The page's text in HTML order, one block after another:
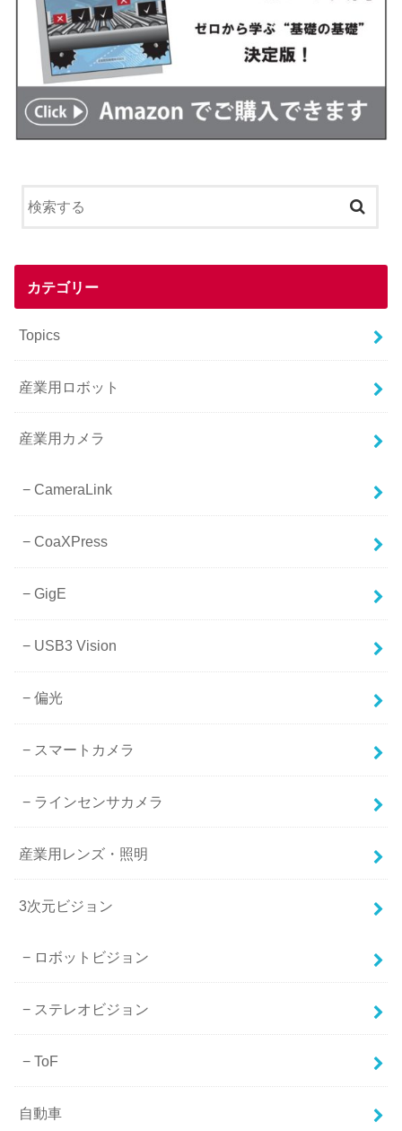
カテゴリー
Topics
産業用ロボット
産業用カメラ
CameraLink
CoaXPress
GigE
USB3 Vision
偏光
スマートカメラ
ラインセンサカメラ
産業用レンズ・照明
3次元ビジョン
ロボットビジョン
ステレオビジョン
ToF
自動車